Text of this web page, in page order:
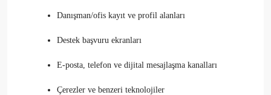
Danışman/ofis kayıt ve profil alanları
Destek başvuru ekranları
E-posta, telefon ve dijital mesajlaşma kanalları
Çerezler ve benzeri teknolojiler